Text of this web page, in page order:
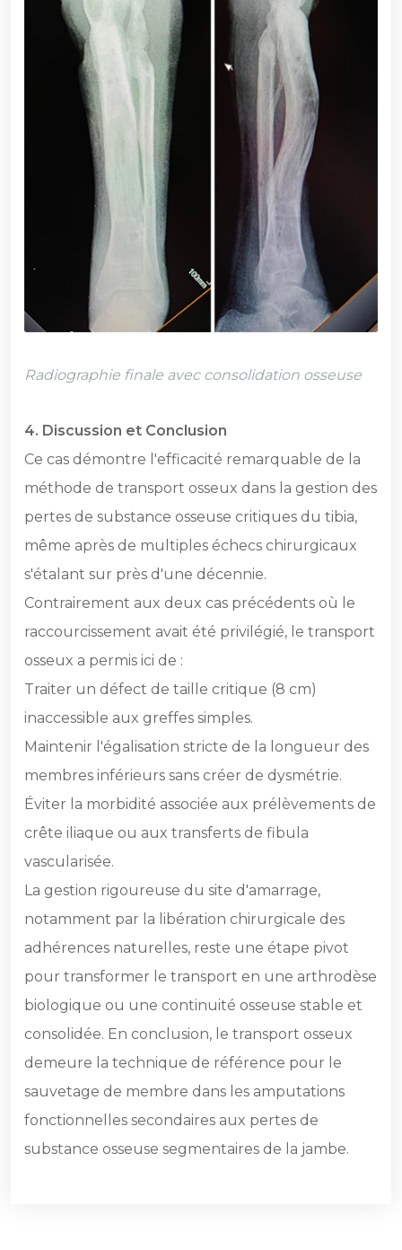
Radiographie finale avec consolidation osseuse
4.⁠ ⁠Discussion et Conclusion
Ce cas démontre l'efficacité remarquable de la
méthode de transport osseux dans la gestion des
pertes de substance osseuse critiques du tibia,
même après de multiples échecs chirurgicaux
s'étalant sur près d'une décennie.
Contrairement aux deux cas précédents où le
raccourcissement avait été privilégié, le transport
osseux a permis ici de :
Traiter un défect de taille critique (8 cm)
inaccessible aux greffes simples.
Maintenir l'égalisation stricte de la longueur des
membres inférieurs sans créer de dysmétrie.
Éviter la morbidité associée aux prélèvements de
crête iliaque ou aux transferts de fibula
vascularisée.
La gestion rigoureuse du site d'amarrage,
notamment par la libération chirurgicale des
adhérences naturelles, reste une étape pivot
pour transformer le transport en une arthrodèse
biologique ou une continuité osseuse stable et
consolidée. En conclusion, le transport osseux
demeure la technique de référence pour le
sauvetage de membre dans les amputations
fonctionnelles secondaires aux pertes de
substance osseuse segmentaires de la jambe.